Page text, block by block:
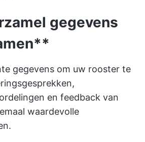
gegevens
gegevens om uw rooster te
en feedback van
waardevolle